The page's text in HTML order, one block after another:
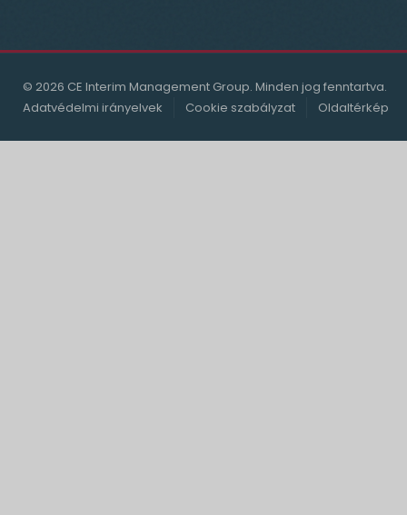
© 2026 CE Interim Management Group. Minden jog fenntartva.
Adatvédelmi irányelvek
Cookie szabályzat Oldaltérkép